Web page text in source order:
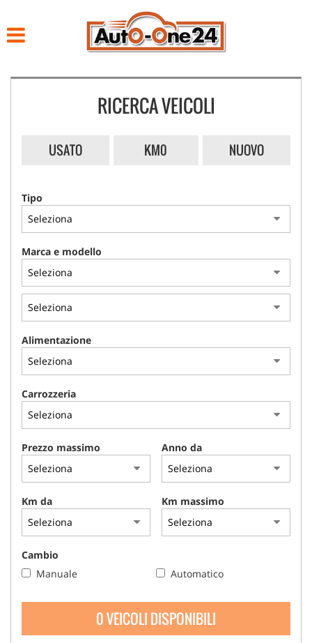
NOLEGGIO
CONTATTI
RICERCA VEICOLI
USATO KM0 NUOVO
Tipo
Marca e modello
Alimentazione
Carrozzeria
Prezzo massimo Anno da
Km da Km massimo
Cambio
Manuale
Automatico
0 VEICOLI DISPONIBILI